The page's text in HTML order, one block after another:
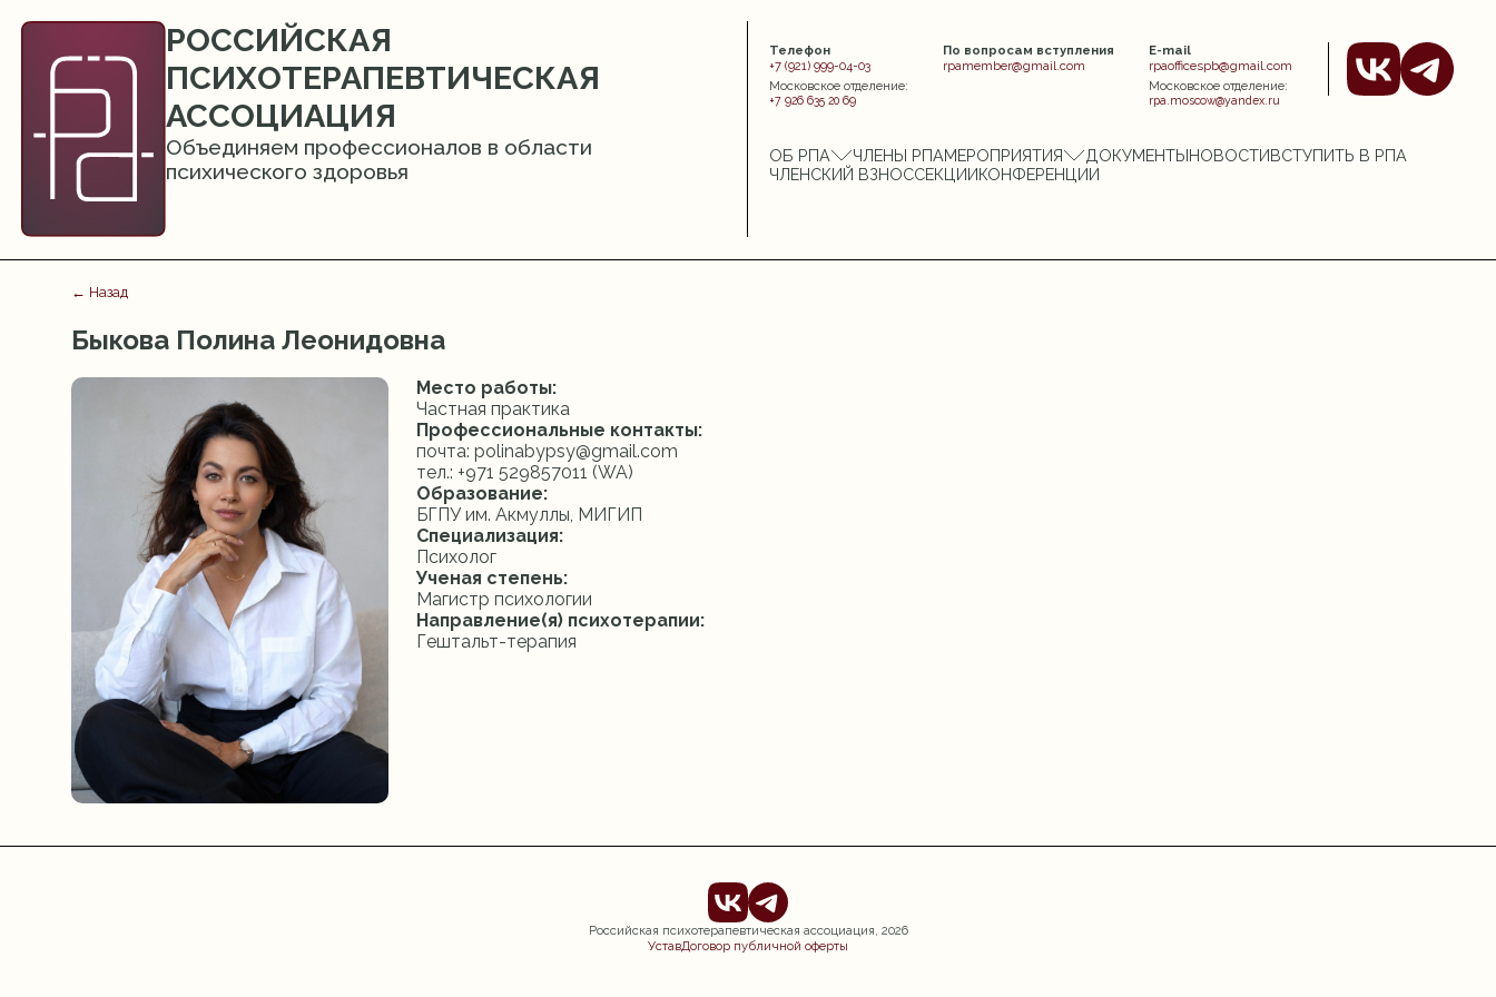
РОССИЙСКАЯ
ПСИХОТЕРАПЕВТИЧЕСКАЯ
АССОЦИАЦИЯ
Объединяем профессионалов в области
психического здоровья
Телефон
+7 (921) 999-04-03
Московское отделение:
+7 926 635 20 69
По вопросам вступления
rpamember@gmail.com
E-mail
rpaofficespb@gmail.com
Московское отделение:
rpa.moscow@yandex.ru
ОБ РПА ЧЛЕНЫ РПАМЕРОПРИЯТИЯ ДОКУМЕНТЫНОВОСТИВСТУПИТЬ В РПА
ЧЛЕНСКИЙ ВЗНОССЕКЦИИКОНФЕРЕНЦИИ
← Назад
Быкова Полина Леонидовна
Место работы:
Частная практика
Профессиональные контакты:
почта: polinabypsy@gmail.com
тел.: +971 529857011 (WA)
Образование:
БГПУ им. Акмуллы, МИГИП
Специализация:
Психолог
Ученая степень:
Магистр психологии
Направление(я) психотерапии:
Гештальт-терапия
Российская психотерапевтическая ассоциация, 2026
УставДоговор публичной оферты